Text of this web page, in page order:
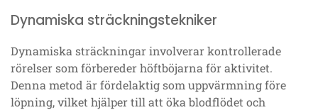
Dynamiska sträckningstekniker
Dynamiska sträckningar involverar kontrollerade
rörelser som förbereder höftböjarna för aktivitet.
Denna metod är fördelaktig som uppvärmning före
löpning, vilket hjälper till att öka blodflödet och